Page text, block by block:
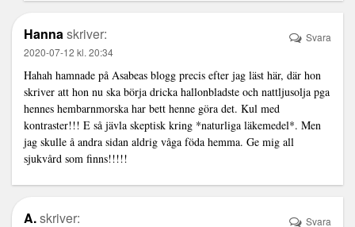
Hannaskriver:
2020-07-12 kl. 20:34
Hahah hamnade på Asabeas blogg precis efter jag läst här, där hon
skriver att hon nu ska börja dricka hallonbladste och nattljusolja pga
hennes hembarnmorska har bett henne göra det. Kul med
kontraster!!! E så jävla skeptisk kring *naturliga läkemedel*. Men
jag skulle å andra sidan aldrig våga föda hemma. Ge mig all
sjukvård som finns!!!!!
Svara
A.skriver: Svara